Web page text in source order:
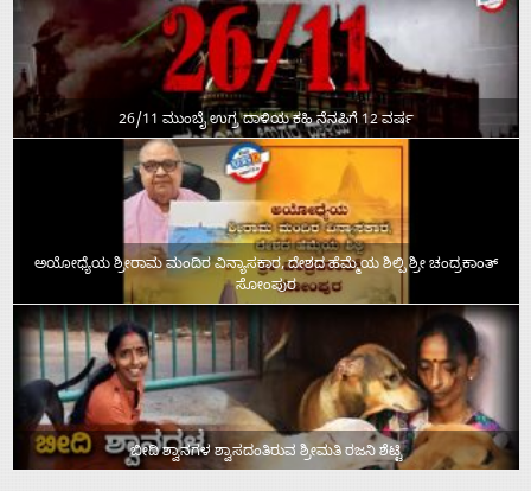
26/11 ಮುಂಬೈ ಉಗ್ರ ದಾಳಿಯ ಕಹಿ ನೆನಪಿಗೆ 12 ವರ್ಷ
ಅಯೋಧ್ಯೆಯ ಶ್ರೀರಾಮ ಮಂದಿರ ವಿನ್ಯಾಸಕಾರ, ದೇಶದ ಹೆಮ್ಮೆಯ ಶಿಲ್ಪಿ ಶ್ರೀ ಚಂದ್ರಕಾಂತ್‌
ಸೋಂಪುರ
ಬೀದಿ ಶ್ವಾನಗಳ ಶ್ವಾಸದಂತಿರುವ ಶ್ರೀಮತಿ ರಜನಿ ಶೆಟ್ಟಿ